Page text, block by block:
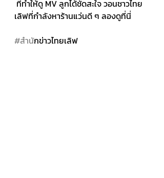
เลิฟที่กำลังหาร้านแว่นดี ๆ ลองดูที่นี่
#สำนักข่าวไทยเลิฟ